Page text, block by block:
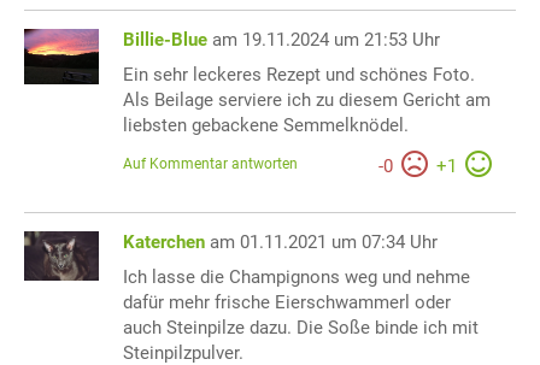
Billie-Blue am 19.11.2024 um 21:53 Uhr
Ein sehr leckeres Rezept und schönes Foto.
Als Beilage serviere ich zu diesem Gericht am
liebsten gebackene Semmelknödel.
-0 +1
Auf Kommentar antworten
Katerchen am 01.11.2021 um 07:34 Uhr
Ich lasse die Champignons weg und nehme
dafür mehr frische Eierschwammerl oder
auch Steinpilze dazu. Die Soße binde ich mit
Steinpilzpulver.